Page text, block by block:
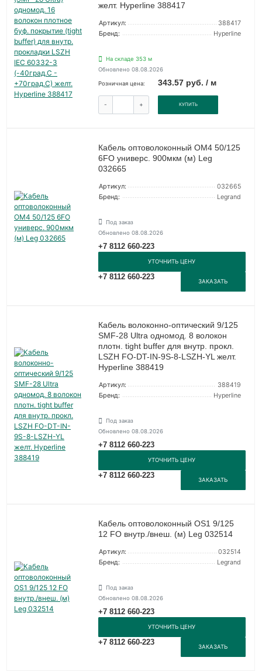
желт. Hyperline 388417
Артикул:
388417
Бренд:
Hyperline
На складе 353 м
Обновлено 08.08.2026
Розничная цена: 343.57 руб. / м
- + КУПИТЬ
Кабель оптоволоконный OM4 50/125
6FO универс. 900мкм (м) Leg
032665
Артикул:
032665
Бренд:
Legrand
Под заказ
Обновлено 08.08.2026
+7 8112 660-223
УТОЧНИТЬ ЦЕНУ
+7 8112 660-223
ЗАКАЗАТЬ
Кабель волоконно-оптический 9/125
SMF-28 Ultra одномод. 8 волокон
плотн. tight buffer для внутр. прокл.
LSZH FO-DT-IN-9S-8-LSZH-YL желт.
Hyperline 388419
Артикул:
388419
Бренд:
Hyperline
Под заказ
Обновлено 08.08.2026
+7 8112 660-223
УТОЧНИТЬ ЦЕНУ
+7 8112 660-223
ЗАКАЗАТЬ
Кабель оптоволоконный OS1 9/125
12 FO внутр./внеш. (м) Leg 032514
Артикул:
032514
Бренд:
Legrand
Под заказ
Обновлено 08.08.2026
+7 8112 660-223
УТОЧНИТЬ ЦЕНУ
+7 8112 660-223
ЗАКАЗАТЬ